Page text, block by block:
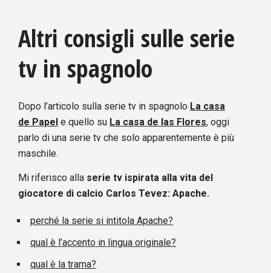
Altri consigli sulle serie
tv in spagnolo
Dopo l’articolo sulla serie tv in spagnolo La casa
de Papel e quello su La casa de las Flores, oggi
parlo di una serie tv che solo apparentemente è più
maschile.
Mi riferisco alla serie tv ispirata alla vita del
giocatore di calcio Carlos Tevez: Apache.
perché la serie si intitola Apache?
qual è l’accento in lingua originale?
qual è la trama?